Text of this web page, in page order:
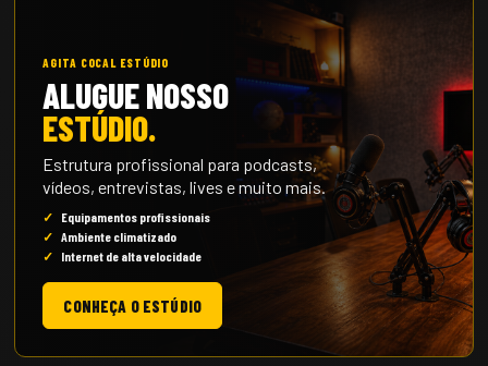
AGITA COCAL ESTÚDIO
ALUGUE NOSSO
ESTÚDIO.
Estrutura profissional para podcasts,
vídeos, entrevistas, lives e muito mais.
Equipamentos profissionais
Ambiente climatizado
Internet de alta velocidade
CONHEÇA O ESTÚDIO